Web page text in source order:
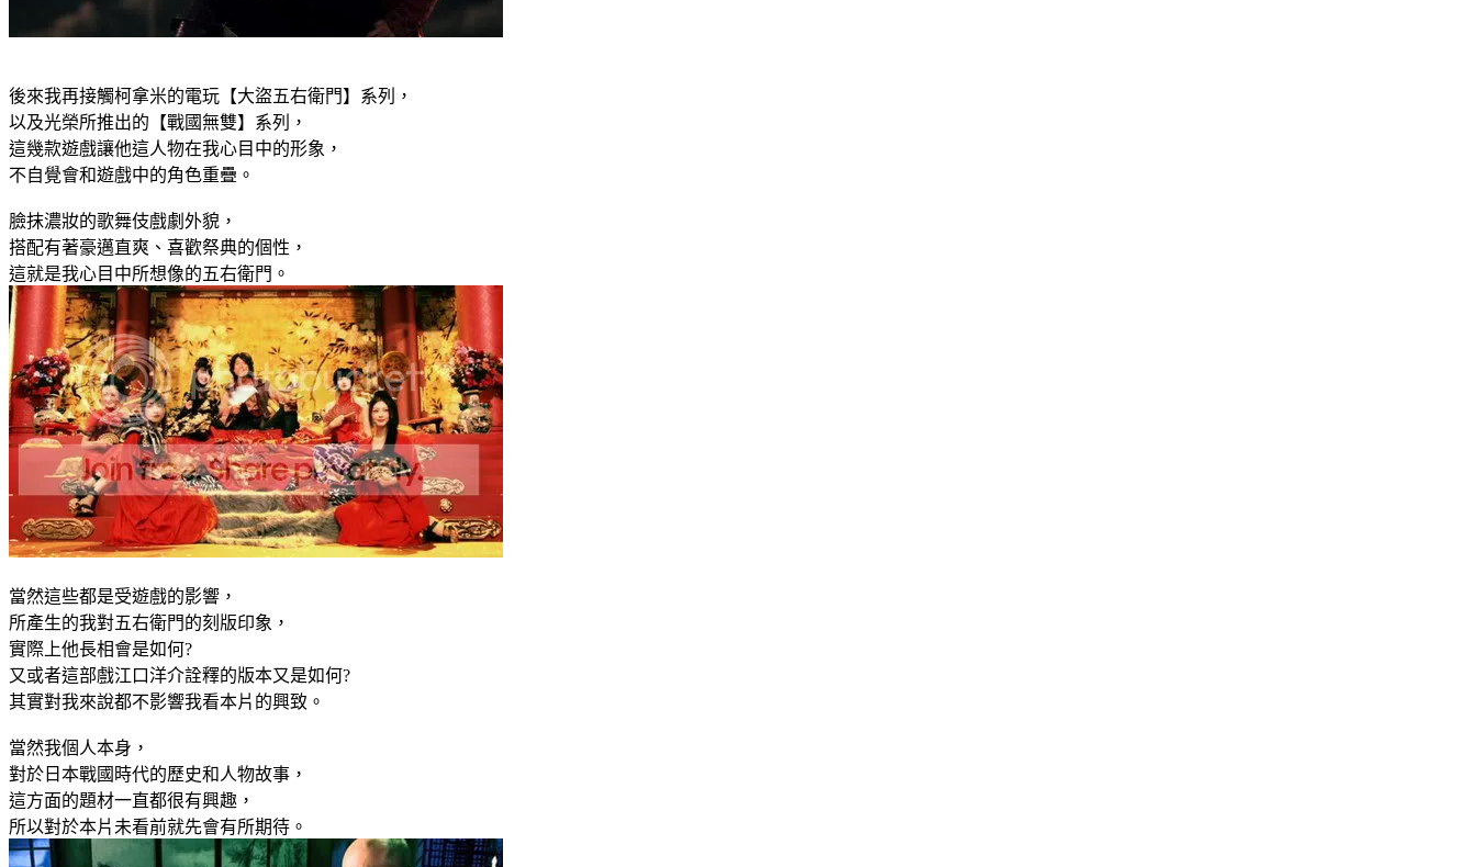
後來我再接觸柯拿米的電玩【大盜五右衛門】系列，
以及光榮所推出的【戰國無雙】系列，
這幾款遊戲讓他這人物在我心目中的形象，
不自覺會和遊戲中的角色重疊。
臉抹濃妝的歌舞伎戲劇外貌，
搭配有著豪邁直爽、喜歡祭典的個性，
這就是我心目中所想像的五右衛門。
當然這些都是受遊戲的影響，
所產生的我對五右衛門的刻版印象，
實際上他長相會是如何?
又或者這部戲江口洋介詮釋的版本又是如何?
其實對我來說都不影響我看本片的興致。
當然我個人本身，
對於日本戰國時代的歷史和人物故事，
這方面的題材一直都很有興趣，
所以對於本片未看前就先會有所期待。